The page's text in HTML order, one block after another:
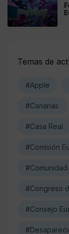
Temas de
#Apple
#Canarias
#Casa Real
#Comisión
#Congreso
#Consejo